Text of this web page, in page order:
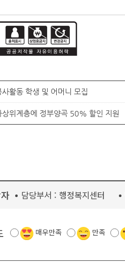
사활동 학생 및 어머니 모집
상위계층에 정부양곡 50% 할인 지원
담당부서 : 행정복지센터
매우만족 만족